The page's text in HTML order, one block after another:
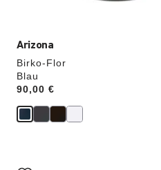
Arizona
Birko-Flor
Blau
Price:
90,00 €